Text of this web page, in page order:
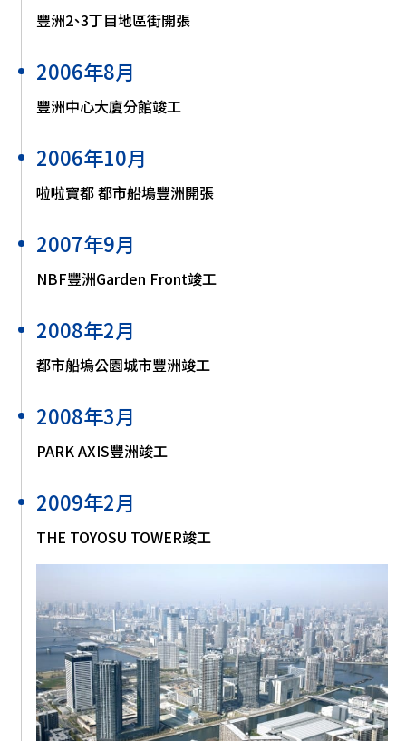
豐洲2、3丁目地區街開張
2006年8月
豐洲中心大廈分館竣工
2006年10月
啦啦寶都 都市船塢豐洲開張
2007年9月
NBF豐洲Garden Front竣工
2008年2月
都市船塢公園城市豐洲竣工
2008年3月
PARK AXIS豐洲竣工
2009年2月
THE TOYOSU TOWER竣工